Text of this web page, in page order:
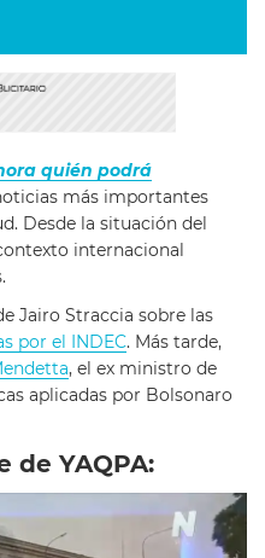
quién podrá
más importantes
Desde la situación del
internacional
Jairo Straccia sobre las
por el INDEC. Más tarde,
, el ex ministro de
aplicadas por Bolsonaro
de YAQPA: